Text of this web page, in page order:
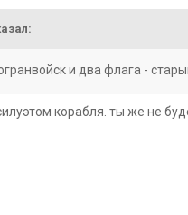
и два флага -
корабля. ты же не